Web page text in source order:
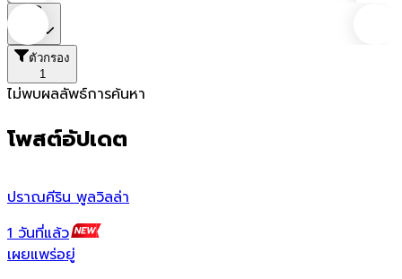
ตัวกรอง
1
ไม่พบผลลัพธ์การค้นหา
โพสต์อัปเดต
ปราณคีริน พูลวิลล่า
1 วันที่แล้ว
เผยแพร่อยู่